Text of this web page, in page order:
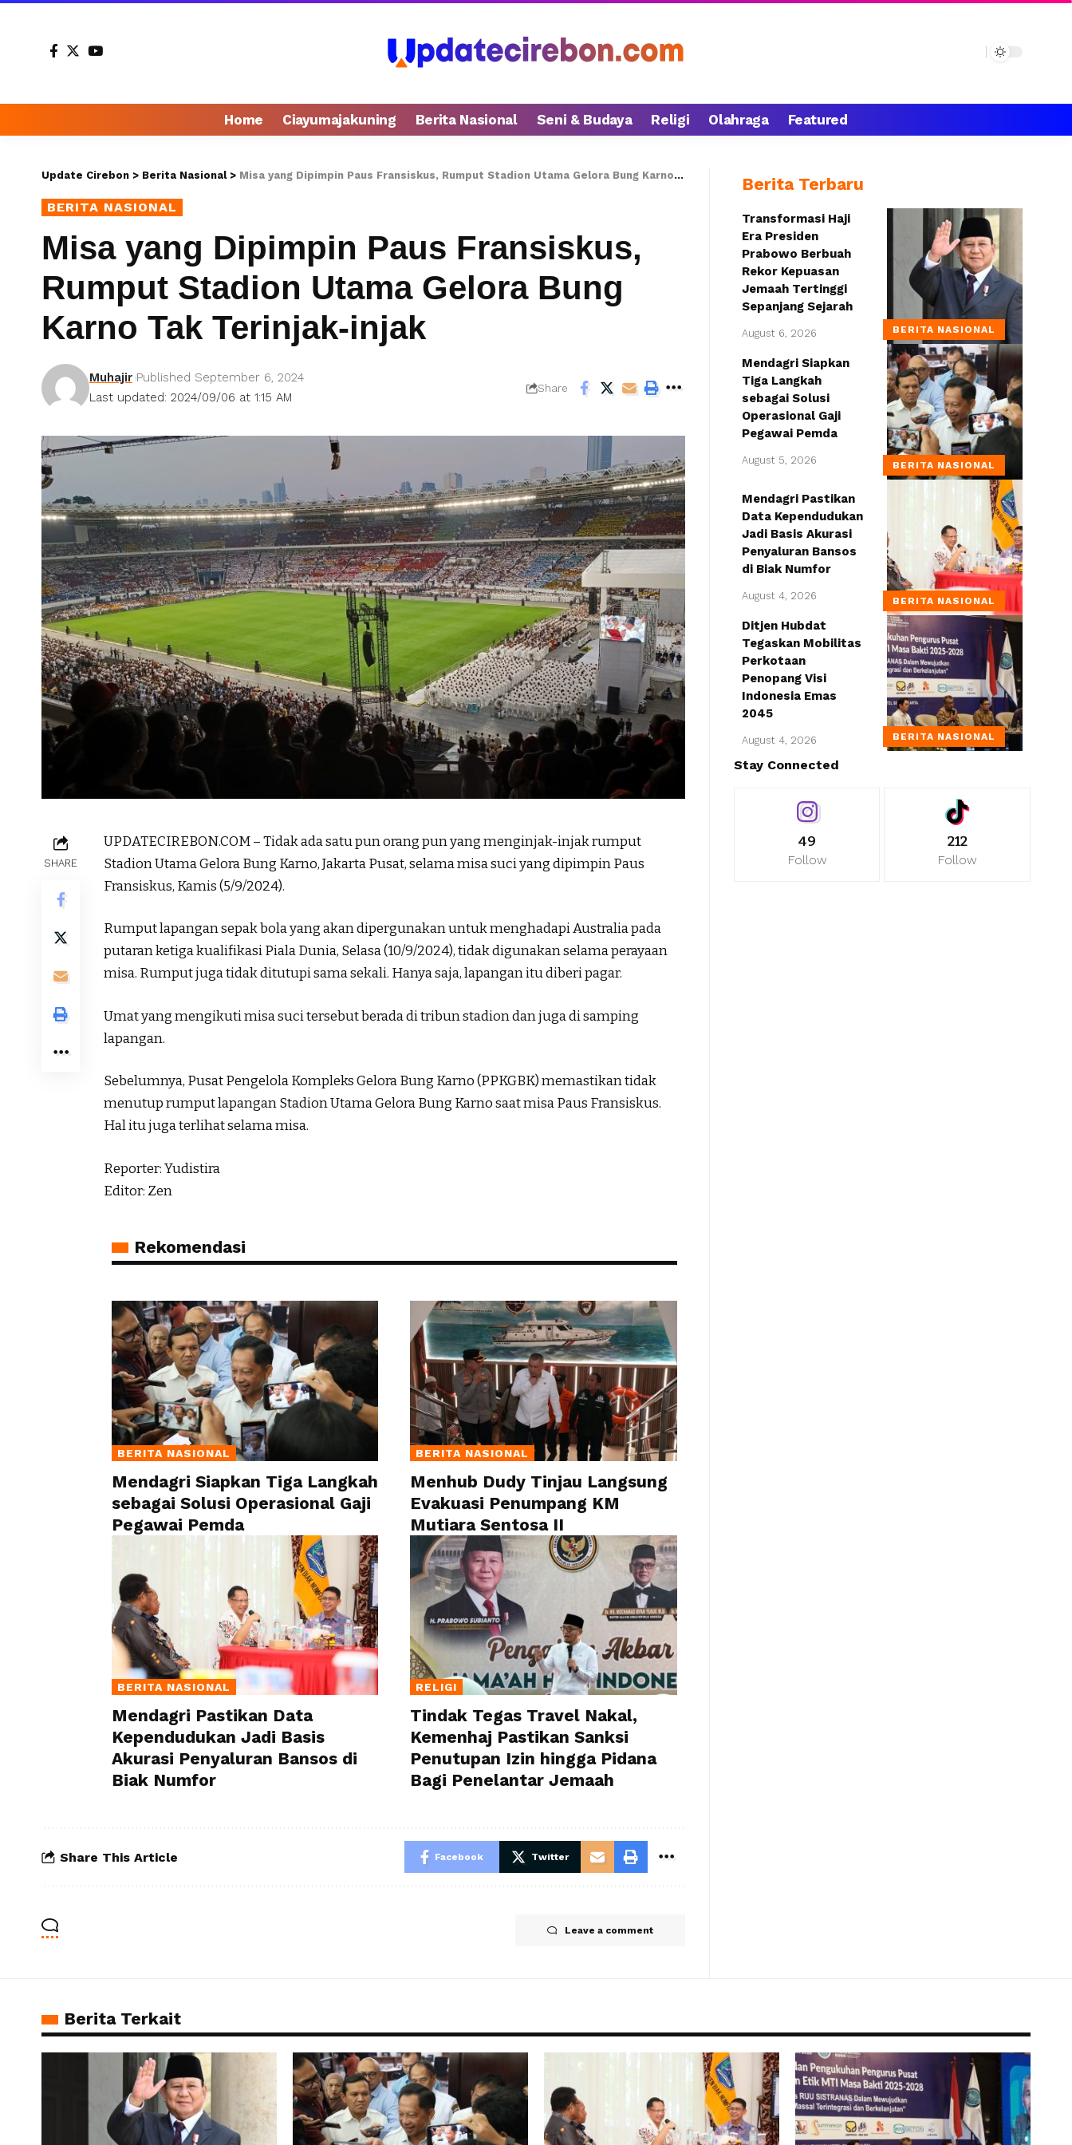
Home Ciayumajakuning Berita Nasional Seni & Budaya Religi Olahraga Featured
Update Cirebon > Berita Nasional> Misa yang Dipimpin Paus Fransiskus, Rumput Stadion Utama Gelora Bung Karno Tak Terinjak-injak
BERITA NASIONAL
Misa yang Dipimpin Paus Fransiskus,
Rumput Stadion Utama Gelora Bung
Karno Tak Terinjak-injak
Last updated: 2024/09/06 at 1:15 AM
Muhajir Published September 6, 2024
Share
SHARE
UPDATECIREBON.COM – Tidak ada satu pun orang pun yang menginjak-injak rumput
Stadion Utama Gelora Bung Karno, Jakarta Pusat, selama misa suci yang dipimpin Paus
Fransiskus, Kamis (5/9/2024).
Rumput lapangan sepak bola yang akan dipergunakan untuk menghadapi Australia pada
putaran ketiga kualifikasi Piala Dunia, Selasa (10/9/2024), tidak digunakan selama perayaan
misa. Rumput juga tidak ditutupi sama sekali. Hanya saja, lapangan itu diberi pagar.
Umat yang mengikuti misa suci tersebut berada di tribun stadion dan juga di samping
lapangan.
Sebelumnya, Pusat Pengelola Kompleks Gelora Bung Karno (PPKGBK) memastikan tidak
menutup rumput lapangan Stadion Utama Gelora Bung Karno saat misa Paus Fransiskus.
Hal itu juga terlihat selama misa.
Reporter: Yudistira
Editor: Zen
Rekomendasi
BERITA NASIONAL
Mendagri Siapkan Tiga Langkah
sebagai Solusi Operasional Gaji
Pegawai Pemda
BERITA NASIONAL
Menhub Dudy Tinjau Langsung
Evakuasi Penumpang KM
Mutiara Sentosa II
BERITA NASIONAL
Mendagri Pastikan Data
Kependudukan Jadi Basis
Akurasi Penyaluran Bansos di
Biak Numfor
RELIGI
Tindak Tegas Travel Nakal,
Kemenhaj Pastikan Sanksi
Penutupan Izin hingga Pidana
Bagi Penelantar Jemaah
Share This Article Facebook Twitter
Leave a comment
Berita Terbaru
BERITA NASIONAL
Transformasi Haji
Era Presiden
Prabowo Berbuah
Rekor Kepuasan
Jemaah Tertinggi
Sepanjang Sejarah
August 6, 2026
BERITA NASIONAL
Mendagri Siapkan
Tiga Langkah
sebagai Solusi
Operasional Gaji
Pegawai Pemda
August 5, 2026
BERITA NASIONAL
Mendagri Pastikan
Data Kependudukan
Jadi Basis Akurasi
Penyaluran Bansos
di Biak Numfor
August 4, 2026
BERITA NASIONAL
Ditjen Hubdat
Tegaskan Mobilitas
Perkotaan
Penopang Visi
Indonesia Emas
2045
August 4, 2026
Stay Connected
49
Follow
212
Follow
Berita Terkait